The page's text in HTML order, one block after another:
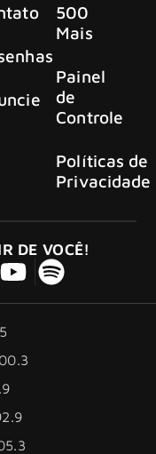
500
Mais
Painel
de
Controle
Políticas de
Privacidade
DE VOCÊ!